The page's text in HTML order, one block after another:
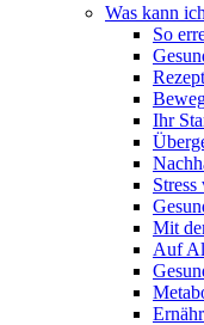
Was kann
So
Ihr
Stress
Mit
Auf